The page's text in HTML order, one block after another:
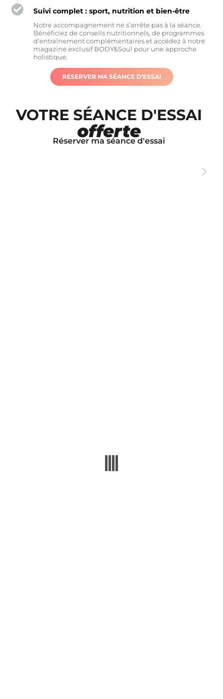
Suivi complet : sport, nutrition et bien-être
Notre accompagnement ne s’arrête pas à la séance.
Bénéficiez de conseils nutritionnels, de programmes
d’entraînement complémentaires et accédez à notre
magazine exclusif BODY&Soul pour une approche
holistique.
RÉSERVER MA SÉANCE D’ESSAI
VOTRE SÉANCE D'ESSAI
offerte
Réserver ma séance d'essai